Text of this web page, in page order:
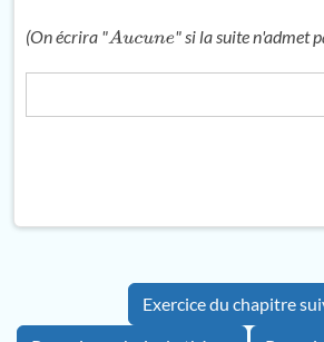
(On écrira "Aucune " si la suite n'admet
Exercice du chapitre